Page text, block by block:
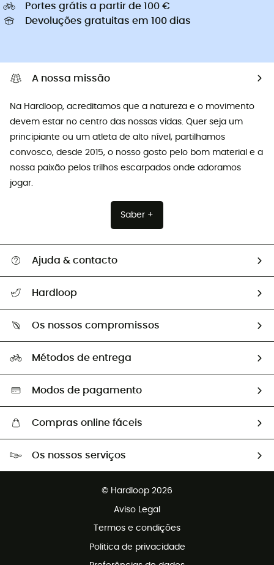
Portes grátis a partir de 100 €
Devoluções gratuitas em 100 dias
A nossa missão
Na Hardloop, acreditamos que a natureza e o movimento
devem estar no centro das nossas vidas. Quer seja um
principiante ou um atleta de alto nível, partilhamos
convosco, desde 2015, o nosso gosto pelo bom material e a
nossa paixão pelos trilhos escarpados onde adoramos
jogar.
Saber +
Ajuda & contacto
Guia de tamanhos
Trocas & Devoluções
Hardloop
Os nossos embaixadores
Os nossos compromissos
Seleção eco-responsável
Métodos de entrega
Modos de pagamento
Compras online fáceis
Os nossos serviços
© Hardloop 2026
Aviso Legal
Termos e condições
Politica de privacidade